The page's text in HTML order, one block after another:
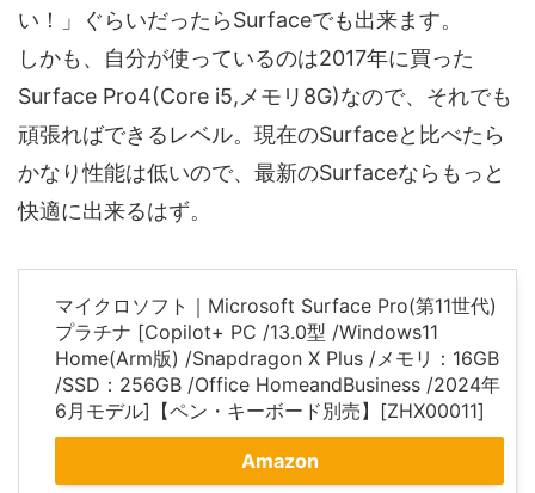
い！」ぐらいだったらSurfaceでも出来ます。
しかも、自分が使っているのは2017年に買った
Surface Pro4(Core i5,メモリ8G)なので、それでも
頑張ればできるレベル。現在のSurfaceと比べたら
かなり性能は低いので、最新のSurfaceならもっと
快適に出来るはず。
マイクロソフト｜Microsoft Surface Pro(第11世代)
プラチナ [Copilot+ PC /13.0型 /Windows11
Home(Arm版) /Snapdragon X Plus /メモリ：16GB
/SSD：256GB /Office HomeandBusiness /2024年
6月モデル]【ペン・キーボード別売】[ZHX00011]
Amazon